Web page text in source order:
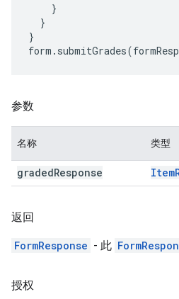
}
}
}
form . submitGrades(
参数
名称 类型
gradedResponse Item
返回
FormResponse - 此
授权